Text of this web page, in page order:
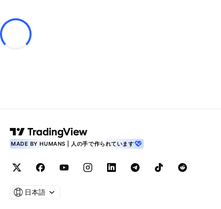
MADE BY HUMANS | 人の手で作られています
日本語